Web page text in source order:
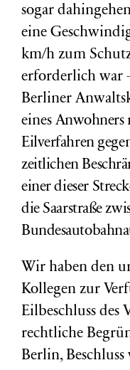
sogar
eine
km/h zum
erforderlich war
Berliner
eines Anwohners
Eilverfahren
zeitlichen
einer dieser
dieSaarstraße
Wir haben den
Kollegen zur
Eilbeschluss des
rechtliche
Berlin,